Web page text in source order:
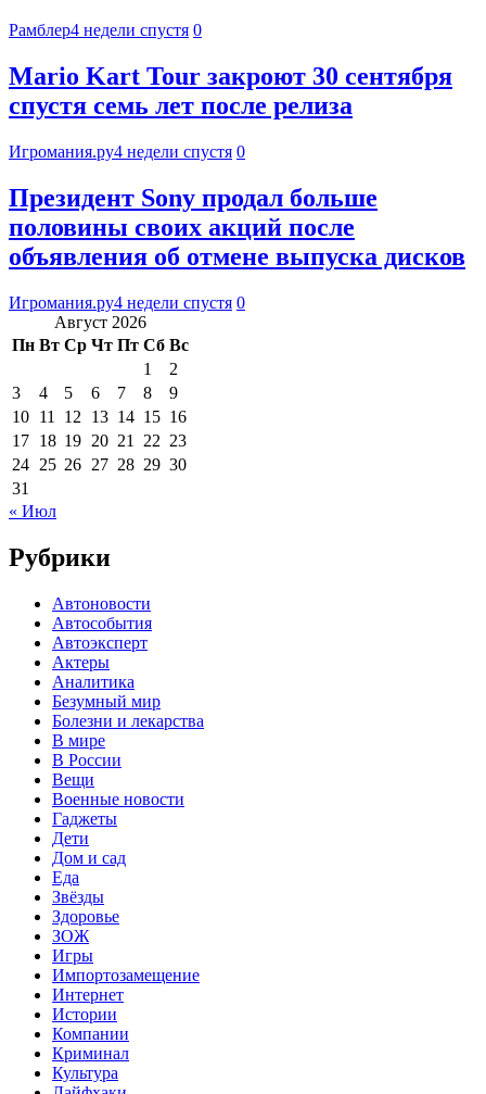
Рамблер4 недели спустя 0
Mario Kart Tour закроют 30 сентября
спустя семь лет после релиза
Игромания.ру4 недели спустя 0
Президент Sony продал больше
половины своих акций после
объявления об отмене выпуска дисков
Игромания.ру4 недели спустя 0
Август 2026
Пн Вт Ср Чт Пт Сб Вс
1
2
3
4 5 6 7 8
9
10 11 12 13 14 15 16
17 18 19 20 21 22 23
24 25 26 27 28 29 30
31
« Июл
Рубрики
Автоновости
Автособытия
Автоэксперт
Актеры
Аналитика
Безумный мир
Болезни и лекарства
В мире
В России
Вещи
Военные новости
Гаджеты
Дети
Дом и сад
Еда
Звёзды
Здоровье
ЗОЖ
Игры
Импортозамещение
Интернет
Истории
Компании
Криминал
Культура